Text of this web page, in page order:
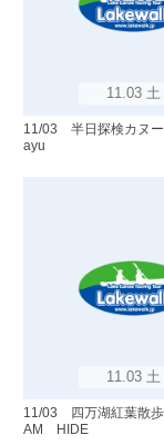
11.03 土
11/03 半日探検カヌ
ayu
11.03 土
11/03 四万湖紅葉散歩
AM HIDE